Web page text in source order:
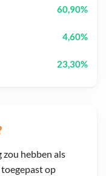
zou hebben als
op
60,90%
4,60%
23,30%